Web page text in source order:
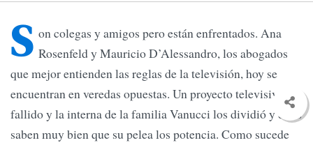
S on colegas y amigos pero están enfrentados. Ana
Rosenfeld y Mauricio D’Alessandro, los abogados
que mejor entienden las reglas de la televisión, hoy se
encuentran en veredas opuestas. Un proyecto televisivo
fallido y la interna de la familia Vanucci los dividió y ellos
saben muy bien que su pelea los potencia. Como sucede